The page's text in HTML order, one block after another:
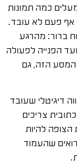
כמה תמונות
אף פעם לא עובד.
ברור: מהרגע
הפנייה לפעולה
המסע הזה, גם
דיגיטלי שעובד
צריכים
להיות
שהעמוד